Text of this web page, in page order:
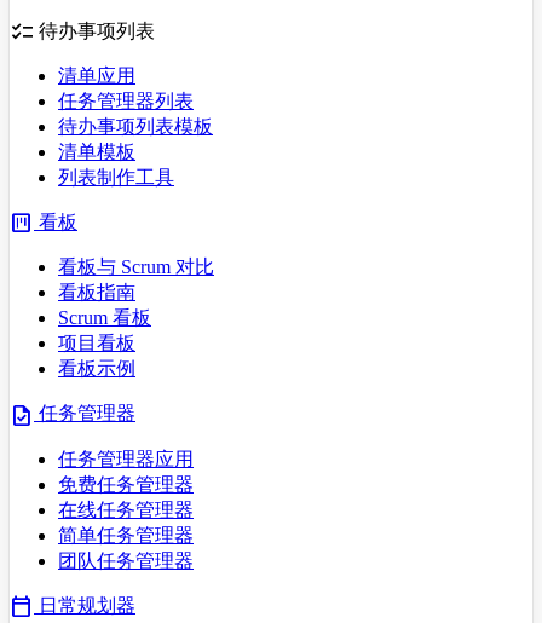
checklist 待办事项列表
清单应用
任务管理器列表
待办事项列表模板
清单模板
列表制作工具
view_kanban 看板
看板与 Scrum 对比
看板指南
Scrum 看板
项目看板
看板示例
task 任务管理器
任务管理器应用
免费任务管理器
在线任务管理器
简单任务管理器
团队任务管理器
calendar_today 日常规划器